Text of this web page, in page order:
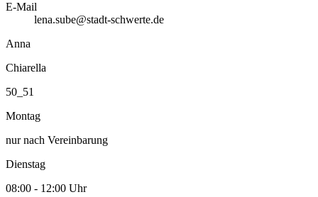
E-Mail
lena.sube@stadt-schwerte.de
Anna
Chiarella
50_51
Montag
nur nach Vereinbarung
Dienstag
08:00 - 12:00 Uhr